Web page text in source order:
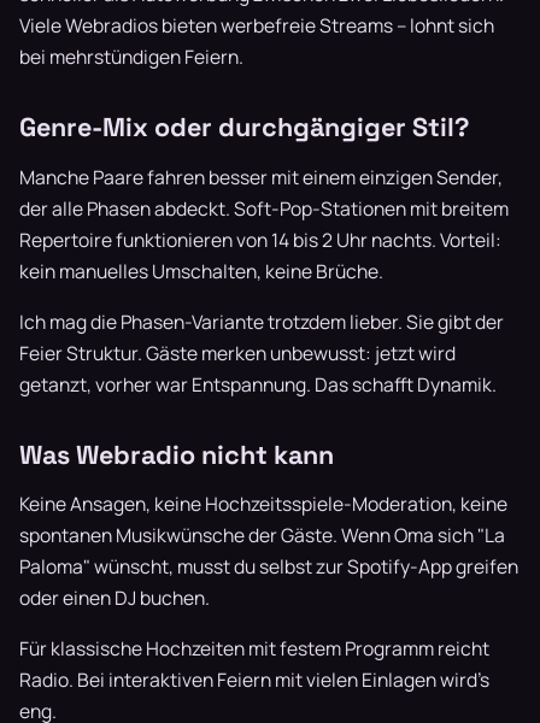
Viele Webradios bieten werbefreie Streams – lohnt sich
bei mehrstündigen Feiern.
Genre-Mix oder durchgängiger Stil?
Manche Paare fahren besser mit einem einzigen Sender,
der alle Phasen abdeckt. Soft-Pop-Stationen mit breitem
Repertoire funktionieren von 14 bis 2 Uhr nachts. Vorteil:
kein manuelles Umschalten, keine Brüche.
Ich mag die Phasen-Variante trotzdem lieber. Sie gibt der
Feier Struktur. Gäste merken unbewusst: jetzt wird
getanzt, vorher war Entspannung. Das schafft Dynamik.
Was Webradio nicht kann
Keine Ansagen, keine Hochzeitsspiele-Moderation, keine
spontanen Musikwünsche der Gäste. Wenn Oma sich "La
Paloma" wünscht, musst du selbst zur Spotify-App greifen
oder einen DJ buchen.
Für klassische Hochzeiten mit festem Programm reicht
Radio. Bei interaktiven Feiern mit vielen Einlagen wird's
eng.